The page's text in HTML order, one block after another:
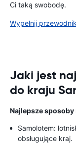
Ci taką swobodę.
Wypełnij
Jaki jest
do kraju
Najlepsze sposoby
Samolotem:
obsługujące kraj.